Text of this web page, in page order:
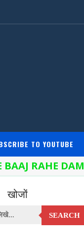
TO YOUTUBE
RAHE DAMRU
खोजों
SEARCH